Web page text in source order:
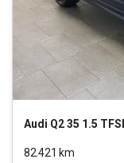
Audi Q2 35 1.5
82.421 km